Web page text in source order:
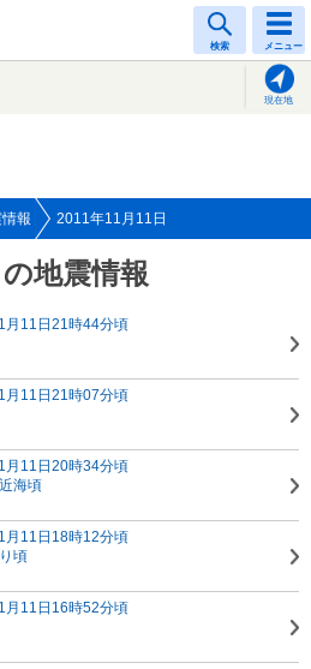
検索 メニュー
現在地
報 2011年11月11日
地震情報
月11日21時44分頃
月11日21時07分頃
月11日20時34分頃
海頃
月11日18時12分頃
頃
月11日16時52分頃